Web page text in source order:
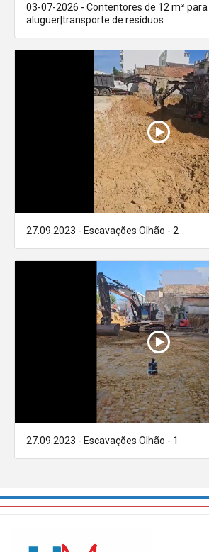
03-07-2026 - Contentores de 12 m³ para
aluguer|transporte de resíduos
27.09.2023 - Escavações Olhão - 2
27.09.2023 - Escavações Olhão - 1